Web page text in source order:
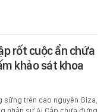
rốt cuộc ẩn chứa
khảo sát khoa
sững trên cao nguyên Giza,